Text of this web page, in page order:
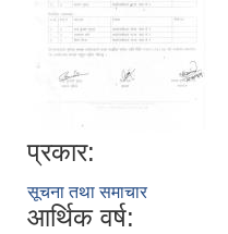
प्रकार:
सूचना तथा समाचार
आर्थिक वर्ष: